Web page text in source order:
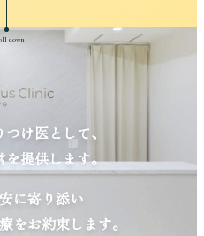
down
け医として、
を提供します。
に寄り添い
をお約束します。